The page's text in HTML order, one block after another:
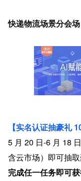
快递物流场景分会场
【实名认证抽豪礼
5 月 20 日-6 月 18
含云市场）即可抽取
完成任一任务即可